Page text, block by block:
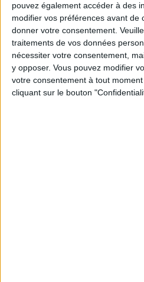
pouvez également accéder à des
modifier vos préférences avant de
donner votre consentement.
traitements de vos données
nécessiter votre consentement,
y opposer. Vous pouvez modifier
votre consentement à tout
cliquant sur le bouton